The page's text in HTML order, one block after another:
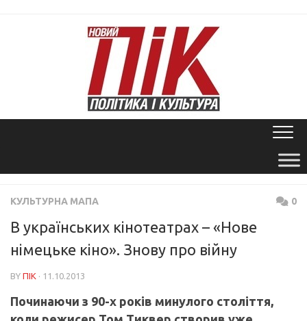
КУЛЬТУРНА МАПА 0
В українських кінотеатрах – «Нове
німецьке кіно». Знову про війну
BY ПІК · 11.10.2013
Починаючи з 90-х років минулого століття,